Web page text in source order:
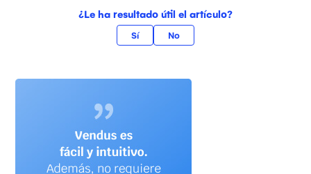
¿Le ha resultado útil el artículo?
Sí No